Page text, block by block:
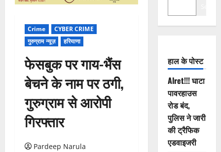
Crime
CYBER CRIME
गुरुग्राम न्यूज़
हरियाणा
फेसबुक पर गाय-भैंस
बेचने के नाम पर ठगी,
गुरुग्राम से आरोपी
गिरफ्तार
Pardeep Narula
हाल के पोस्ट
Alret!!! घाटा
पावरहाउस
रोड बंद,
पुलिस ने जारी
की ट्रैफिक
एडवाइजरी